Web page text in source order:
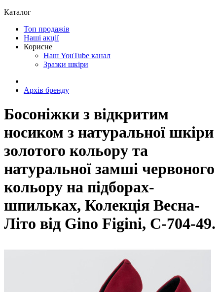
Каталог
Топ продажів
Наші акції
Корисне
Наш YouTube канал
Зразки шкіри
Архів бренду
Босоніжки з відкритим
носиком з натуральної шкіри
золотого кольору та
натуральної замші червоного
кольору на підборах-
шпильках, Колекція Весна-
Літо від Gino Figini, С-704-49.